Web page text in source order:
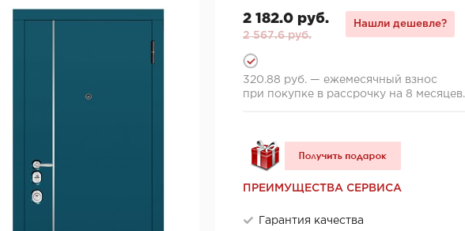
2 182.0 руб.
2 567.6 руб.
Нашли дешевле?
320.88 руб. — ежемесячный взнос
при покупке в рассрочку на 8 месяцев.
ПРЕИМУЩЕСТВА СЕРВИСА
Гарантия качества